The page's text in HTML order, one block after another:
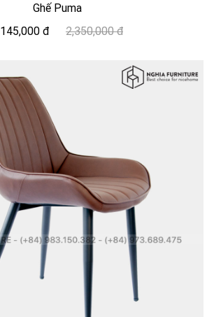
Ghế Puma
đ
2,350,000 đ